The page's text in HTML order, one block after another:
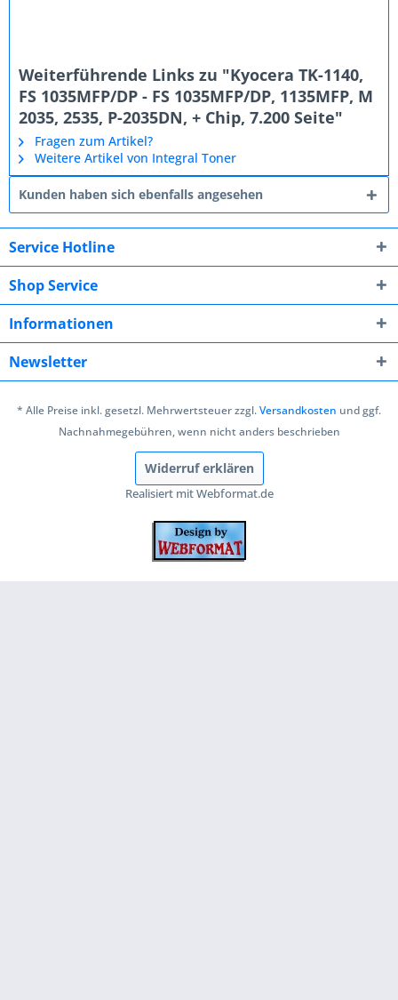
Weiterführende Links zu "Kyocera TK-1140,
FS 1035MFP/DP - FS 1035MFP/DP, 1135MFP, M
2035, 2535, P-2035DN, + Chip, 7.200 Seite"
Fragen zum Artikel?
Weitere Artikel von Integral Toner
Kunden haben sich ebenfalls angesehen
Service Hotline
Shop Service
Informationen
Newsletter
* Alle Preise inkl. gesetzl. Mehrwertsteuer zzgl.Versandkosten und ggf.
Nachnahmegebühren, wenn nicht anders beschrieben
Widerruf erklären
Realisiert mit Webformat.de